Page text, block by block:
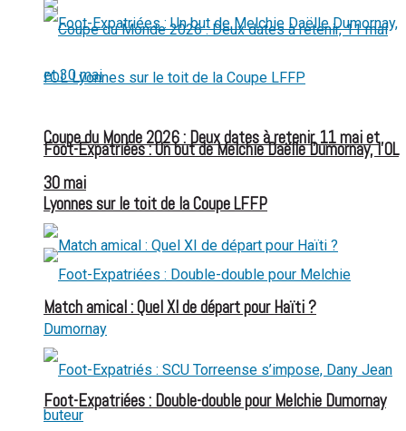
Foot-Expatriées : Un but de Melchie Daëlle Dumornay, l’OL
Lyonnes sur le toit de la Coupe LFFP
Foot-Expatriées : Double-double pour Melchie Dumornay
Coupe du Monde 2026 : Deux dates à retenir, 11 mai et
30 mai
Match amical : Quel XI de départ pour Haïti ?